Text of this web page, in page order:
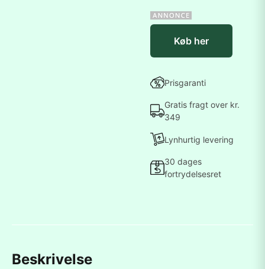
Køb her
Prisgaranti
Gratis fragt over kr.
349
Lynhurtig levering
30 dages
fortrydelsesret
Beskrivelse